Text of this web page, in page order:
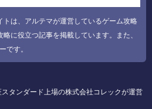
トは、アルテマが運営しているゲーム攻略
に役立つ記事を掲載しています。また、
です。
タンダード上場の株式会社コレックが運営